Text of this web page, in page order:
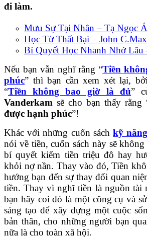
đi làm.
Mưu Sự Tại Nhân – Tạ Ngọc
Học Từ Thất Bại – John
Bí Quyết Học Nhanh Nhớ Lâu
Nếu bạn vẫn nghĩ rằng “Tiền
phúc” thì bạn cần xem xét lại,
“Tiền không bao giờ là đủ”
Vanderkam sẽ cho bạn thấy rằng
được hạnh phúc”!
Khác với những cuốn sáchkỹ
nói về tiền, cuốn sách này sẽ không
bí quyết kiếm tiền triệu đô hay
khỏi nợ nần. Thay vào đó, Tiền
hướng bạn đến sự thay đổi quan
tiền. Thay vì nghĩ tiền là nguồn tài
bạn hãy coi đó là một công cụ và
sáng tạo để xây dựng một cuộc
bản thân, cho những người bạn
nữa là cho toàn xã hội.